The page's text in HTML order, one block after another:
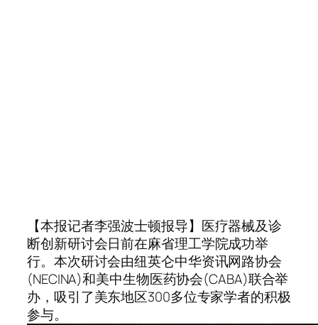
【本报记者李强波士顿报导】医疗器械及诊
断创新研讨会日前在麻省理工学院成功举
行。本次研讨会由纽英仑中华资讯网路协会
(NECINA)和美中生物医药协会(CABA)联合举
办，吸引了美东地区300多位专家学者的积极
参与。